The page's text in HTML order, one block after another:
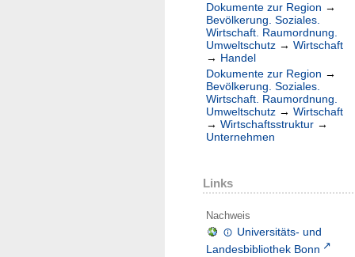
Dokumente zur Region →
Bevölkerung. Soziales.
Wirtschaft. Raumordnung.
Umweltschutz → Wirtschaft
→ Handel
Dokumente zur Region →
Bevölkerung. Soziales.
Wirtschaft. Raumordnung.
Umweltschutz → Wirtschaft
→ Wirtschaftsstruktur →
Unternehmen
Links
Nachweis
Universitäts- und
Landesbibliothek Bonn